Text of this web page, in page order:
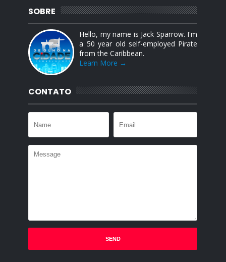
SOBRE
Hello, my name is Jack Sparrow. I'm
a 50 year old self-employed Pirate
from the Caribbean.
Learn More →
CONTATO